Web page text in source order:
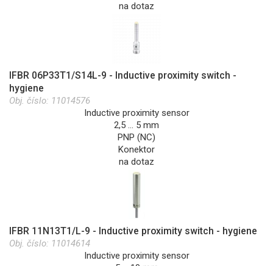
na dotaz
IFBR 06P33T1/S14L-9 - Inductive proximity switch -
hygiene
Obj. číslo: 11014576
Inductive proximity sensor
2,5 … 5 mm
PNP (NC)
Konektor
na dotaz
IFBR 11N13T1/L-9 - Inductive proximity switch - hygiene
Obj. číslo: 11014614
Inductive proximity sensor